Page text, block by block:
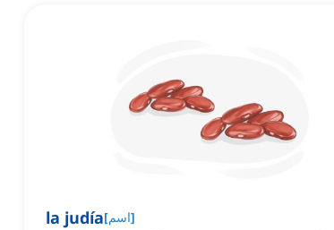
la judía[اسم]